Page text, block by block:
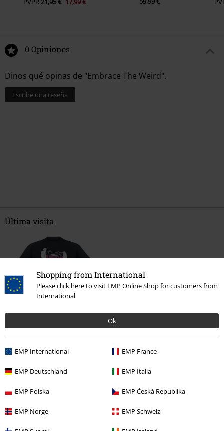
Shopping from International
Please click here to visit EMP Online Shop for customers from
International
Ok
EMP International EMP France
EMP Deutschland EMP Italia
EMP Polska EMP Česká Republika
EMP Norge EMP Schweiz
0 Opiniones
Dinos qué opinas de "Embrace The Weird".
Escribe una reseña
Última visita
Más categorías. Más opciones
Ropa Camisetas & Tops Camisetas
Ropa & accesorios Camisetas